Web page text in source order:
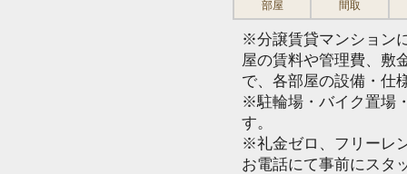
部屋 間取
※分譲賃貸マンション
屋の賃料や管理費、敷
で、各部屋の設備・仕
※駐輪場・バイク置場
す。
※礼金ゼロ、フリーレ
お電話にて事前にスタ